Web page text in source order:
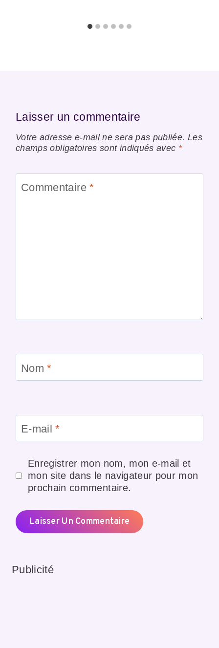
Laisser un commentaire
Votre adresse e-mail ne sera pas publiée. Les
champs obligatoires sont indiqués avec *
Commentaire*
Nom*
E-mail*
Enregistrer mon nom, mon e-mail et
mon site dans le navigateur pour mon
prochain commentaire.
Publicité